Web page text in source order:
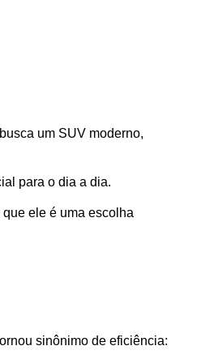
um SUV moderno,
para o dia a dia.
ele é uma escolha
sinônimo de eficiência: